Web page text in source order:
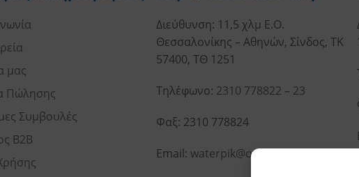
μας
Πώλησης
Συμβουλές
B2B
Διεύθυνση: 11,5 χλμ Ε.Ο.
Θεσσαλονίκης – Αθηνών, Σίνδος, ΤΚ
57400, ΤΘ 1251
Τηλέφωνο: 2310 778822 – 23
Φαξ: 2310 778824
Email: waterpik@otenet.gr